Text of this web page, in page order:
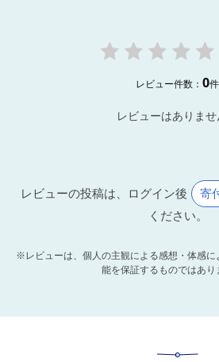
レビュー件数：0件
レビューはありませ
レビューの投稿は、ログイン後 寄
ください。
※レビューは、個人の主観による感想・体感に
能を保証するものではあり